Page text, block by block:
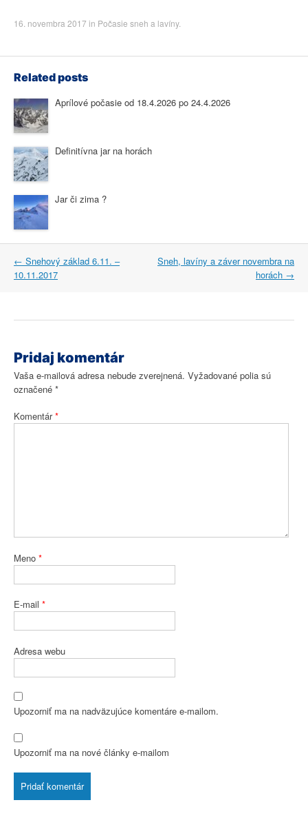
16. novembra 2017 in Počasie sneh a lavíny.
Related posts
Aprílové počasie od 18.4.2026 po 24.4.2026
Definitívna jar na horách
Jar či zima ?
Post
navigation
← Snehový základ 6.11. –
10.11.2017
Sneh, lavíny a záver novembra na
horách →
Pridaj komentár
Vaša e-mailová adresa nebude zverejnená. Vyžadované polia sú
označené *
Komentár*
Meno *
E-mail *
Adresa webu
Upozorniť ma na nadväzujúce komentáre e-mailom.
Upozorniť ma na nové články e-mailom